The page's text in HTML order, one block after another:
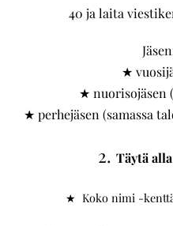
40 ja laita
★
★ nuorisojäsen
★ perhejäsen (samassa
2. Täytä
★ Koko nimi -